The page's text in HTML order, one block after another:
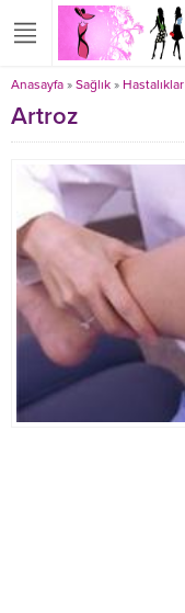
Anasayfa » Sağlık » Hastalıklar
Artroz